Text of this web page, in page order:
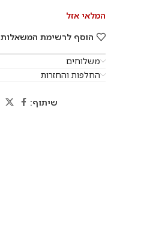
המלאי אזל
הוסף לרשימת המשאלות
משלוחים
החלפות והחזרות
שיתוף: